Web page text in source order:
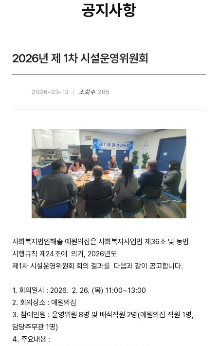
공지사항
2026년 제 1차 시설운영위원회
2026-03-13 조회수 285
사회복지법인해솔 예원의집은 사회복지사업법 제36조 및 동법
시행규칙 제24조에 의거, 2026년도
제1차 시설운영위원회 회의 결과를 다음과 같이 공고합니다.
1. 회의일시 : 2026. 2. 26. (목) 11:00~13:00
2. 회의장소 : 예원의집
3. 참여인원 : 운영위원 8명 및 배석직원 2명(예원의집 직원 1명,
담당주무관 1명)
4. 주요내용 :